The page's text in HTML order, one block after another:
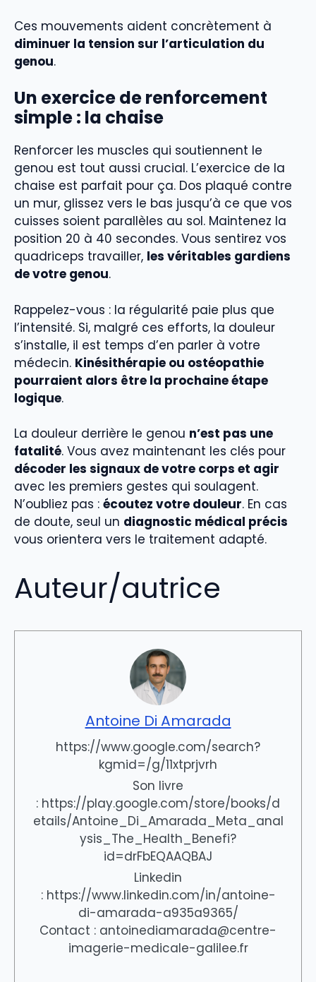
Ces mouvements aident concrètement à
diminuer la tension sur l’articulation du
genou.
Un exercice de renforcement
simple : la chaise
Renforcer les muscles qui soutiennent le
genou est tout aussi crucial. L’exercice de la
chaise est parfait pour ça. Dos plaqué contre
un mur, glissez vers le bas jusqu’à ce que vos
cuisses soient parallèles au sol. Maintenez la
position 20 à 40 secondes. Vous sentirez vos
quadriceps travailler, les véritables gardiens
de votre genou.
Rappelez-vous : la régularité paie plus que
l’intensité. Si, malgré ces efforts, la douleur
s’installe, il est temps d’en parler à votre
médecin. Kinésithérapie ou ostéopathie
pourraient alors être la prochaine étape
logique.
La douleur derrière le genou n’est pas une
fatalité. Vous avez maintenant les clés pour
décoder les signaux de votre corps et agir
avec les premiers gestes qui soulagent.
N’oubliez pas : écoutez votre douleur. En cas
de doute, seul un diagnostic médical précis
vous orientera vers le traitement adapté.
Auteur/autrice
Antoine Di Amarada
https://www.google.com/search?
kgmid=/g/11xtprjvrh
Son livre
: https://play.google.com/store/books/d
etails/Antoine_Di_Amarada_Meta_anal
ysis_The_Health_Benefi?
id=drFbEQAAQBAJ
Linkedin
: https://www.linkedin.com/in/antoine-
di-amarada-a935a9365/
Contact : antoinediamarada@centre-
imagerie-medicale-galilee.fr